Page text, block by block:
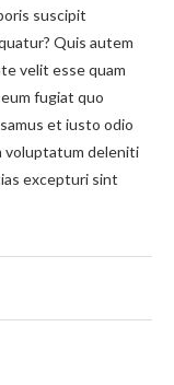
suscipit
Quis autem
velit esse quam
fugiat quo
et iusto odio
voluptatum deleniti
excepturi sint